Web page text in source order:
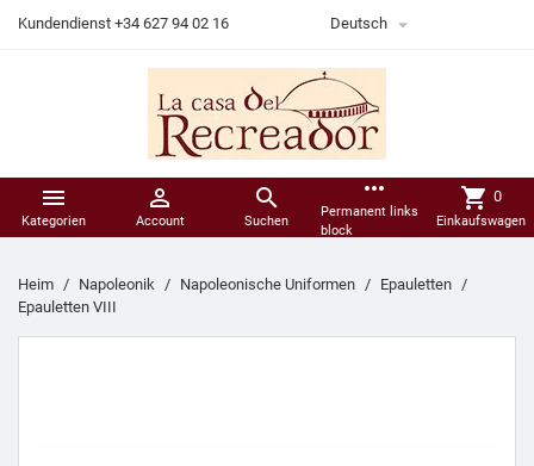
Kundendienst +34 627 94 02 16 Deutsch 

Kategorien

Account

Suchen
more_horiz
Permanent links
block
shopping_cart 0
Einkaufswagen
Heim Napoleonik Napoleonische Uniformen
Epauletten
Epauletten VIII